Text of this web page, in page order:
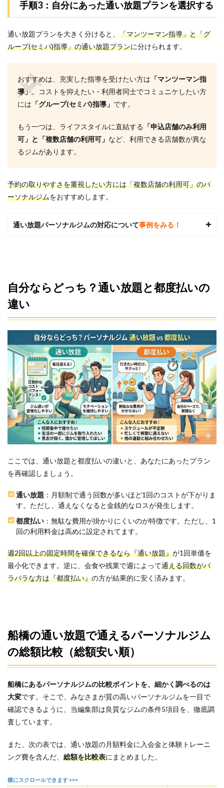
手順3：自分にあった通い放題プランを選択する
通い放題プランを大きく分けると、 「マンツーマン指導」と「グ
ループ(セミパ)指導」の通い放題プランに分けられます。
おすすめは、充実した指導を受けたい方は 「マンツーマン指
導」 。コストを抑えたい・利用者同士でコミュニケしたい方
には 「グループ(セミパ)指導」 です。
もう一つは、ライフスタイルに直結する 「申込店舗のみ利用
可」と「複数店舗の利用可」 など、利用できる店舗数が異な
るジムがあります。
予約の取りやすさを重視したい方には「複数店舗の利用可」のパ
ーソナルジムをおすすめします。
通い放題パーソナルジムの対応について事例をみる！
自分ならどっち？通い放題と都度払いの
違い
ここでは、通い放題と都度払いの違いと、あなたにあったプラン
を再確認しましょう。
通い放題 ：月額制で通う回数が多いほど1回のコストが下がりま
す。ただし、通えなくなると金銭的なロスが発生します。
都度払い ：無駄な費用が掛かりにくいのが特徴です。ただし、1
回の利用料金は高めに設定されてます。
週2回以上の固定時間を確保できるなら『通い放題』が1回単価を
最小化できます。逆に、会食や残業で週によって通える回数がバ
ラバラな方は『都度払い』の方が結果的に安く済みます。
船橋の通い放題で通えるパーソナルジム
の総額比較（総額安い順）
船橋にあるパーソナルジムの比較ポイントを、 細かく調べるのは
大変です。そこで、みなさまが質の高いパーソナルジムを一目で
確認できるように、当編集部は良質なジムの条件5項目を、徹底調
査しています。
また、次の表では、通い放題の月額料金に入会金と体験トレーニ
ング費を含んだ、 総額を比較表にまとめました。